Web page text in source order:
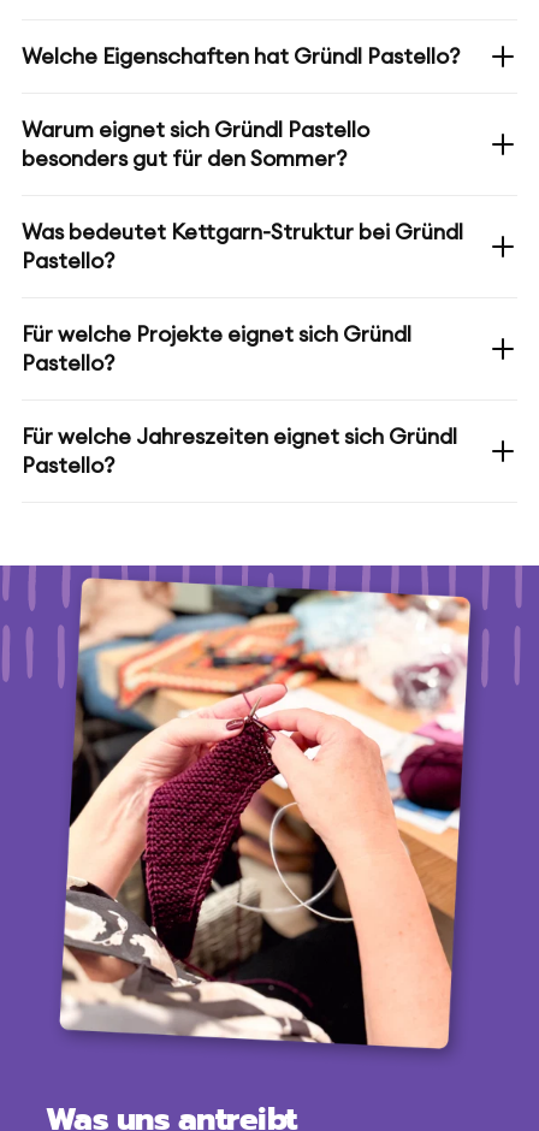
Welche Eigenschaften hat Gründl Pastello?
Warum eignet sich Gründl Pastello
besonders gut für den Sommer?
Was bedeutet Kettgarn-Struktur bei Gründl
Pastello?
Für welche Projekte eignet sich Gründl
Pastello?
Für welche Jahreszeiten eignet sich Gründl
Pastello?
Was uns antreibt